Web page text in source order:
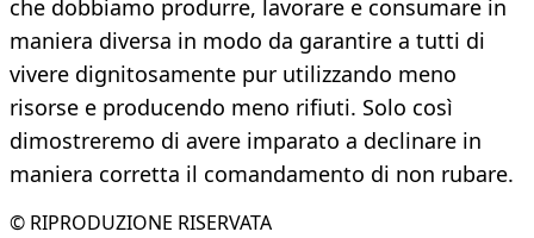
che dobbiamo produrre, lavorare e consumare in
maniera diversa in modo da garantire a tutti di
vivere dignitosamente pur utilizzando meno
risorse e producendo meno rifiuti. Solo così
dimostreremo di avere imparato a declinare in
maniera corretta il comandamento di non rubare.
© RIPRODUZIONE RISERVATA